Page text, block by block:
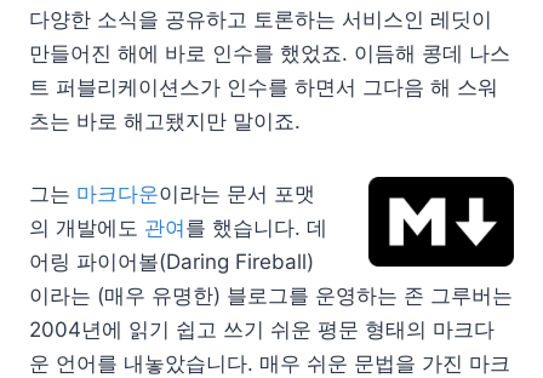
다양한 소식을 공유하고 토론하는 서비스인 레딧이
만들어진 해에 바로 인수를 했었죠. 이듬해 콩데 나스
트 퍼블리케이션스가 인수를 하면서 그다음 해 스워
츠는 바로 해고됐지만 말이죠.
그는 마크다운이라는 문서 포맷
의 개발에도 관여 를 했습니다. 데
어링 파이어볼(Daring Fireball)
이라는 (매우 유명한) 블로그를 운영하는 존 그루버는
2004년에 읽기 쉽고 쓰기 쉬운 평문 형태의 마크다
운 언어를 내놓았습니다. 매우 쉬운 문법을 가진 마크